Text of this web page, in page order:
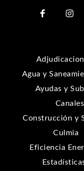
Agua y
Ayudas y
Canales
Construcción y
Culmia
Eficiencia